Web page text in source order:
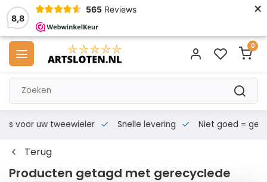
8,8
565 Reviews ×
0
voor uw tweewieler Snelle levering Niet goed = geld
Terug
Producten getagd met gerecyclede